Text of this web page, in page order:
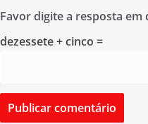
Favor digite a resposta em
dezessete + cinco =